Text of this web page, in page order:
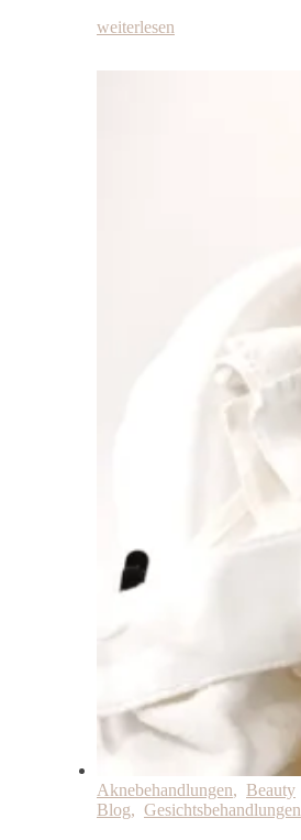
weiterlesen
Aknebehandlungen, Beauty
Blog, Gesichtsbehandlungen